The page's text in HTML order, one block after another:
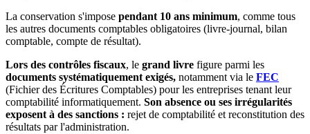
La conservation s'impose pendant 10 ans minimum, comme tous
les autres documents comptables obligatoires (livre-journal, bilan
comptable, compte de résultat).
Lors des contrôles fiscaux, le grand livre figure parmi les
documents systématiquement exigés, notamment via le FEC
(Fichier des Écritures Comptables) pour les entreprises tenant leur
comptabilité informatiquement. Son absence ou ses irrégularités
exposent à des sanctions : rejet de comptabilité et reconstitution des
résultats par l'administration.